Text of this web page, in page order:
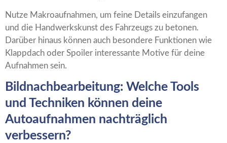
Nutze Makroaufnahmen, um feine Details einzufangen
und die Handwerkskunst des Fahrzeugs zu betonen.
Darüber hinaus können auch besondere Funktionen wie
Klappdach oder Spoiler interessante Motive für deine
Aufnahmen sein.
Bildnachbearbeitung: Welche Tools
und Techniken können deine
Autoaufnahmen nachträglich
verbessern?